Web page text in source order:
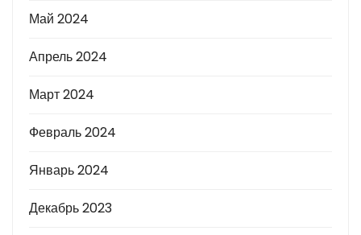
Май 2024
Апрель 2024
Март 2024
Февраль 2024
Январь 2024
Декабрь 2023